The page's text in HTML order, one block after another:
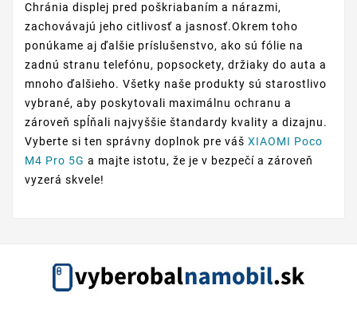
Chránia displej pred poškriabaním a nárazmi,
zachovávajú jeho citlivosť a jasnosť.Okrem toho
ponúkame aj ďalšie príslušenstvo, ako sú fólie na
zadnú stranu telefónu, popsockety, držiaky do auta a
mnoho ďalšieho. Všetky naše produkty sú starostlivo
vybrané, aby poskytovali maximálnu ochranu a
zároveň spĺňali najvyššie štandardy kvality a dizajnu.
Vyberte si ten správny doplnok pre váš XIAOMI Poco
M4 Pro 5G a majte istotu, že je v bezpečí a zároveň
vyzerá skvele!